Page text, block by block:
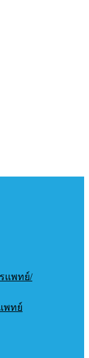
แพทย์/
พทย์